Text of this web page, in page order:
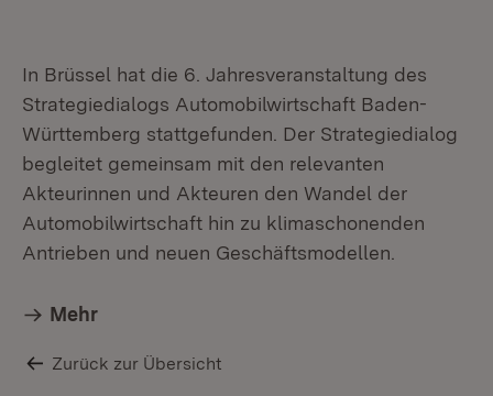
In Brüssel hat die 6. Jahresveranstaltung des
Strategiedialogs Automobilwirtschaft Baden-
Württemberg stattgefunden. Der Strategiedialog
begleitet gemeinsam mit den relevanten
Akteurinnen und Akteuren den Wandel der
Automobilwirtschaft hin zu klimaschonenden
Antrieben und neuen Geschäftsmodellen.
Mehr
Zurück zur Übersicht